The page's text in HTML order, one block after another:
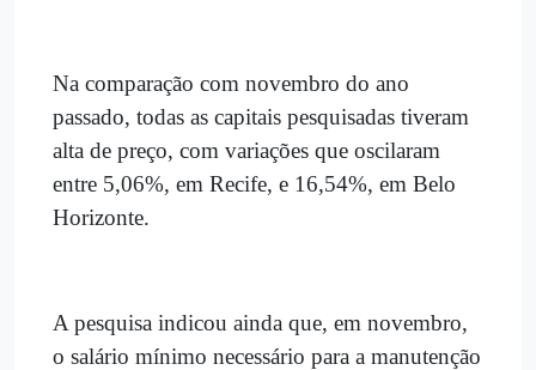
Na comparação com novembro do ano
passado, todas as capitais pesquisadas tiveram
alta de preço, com variações que oscilaram
entre 5,06%, em Recife, e 16,54%, em Belo
Horizonte.
A pesquisa indicou ainda que, em novembro,
o salário mínimo necessário para a manutenção